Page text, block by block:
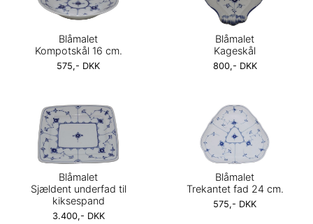
Blåmalet
Kompotskål 16 cm.
575,- DKK
Blåmalet
Kageskål
800,- DKK
Blåmalet
Sjældent underfad til
kiksespand
3.400,- DKK
Blåmalet
Trekantet fad 24 cm.
575,- DKK